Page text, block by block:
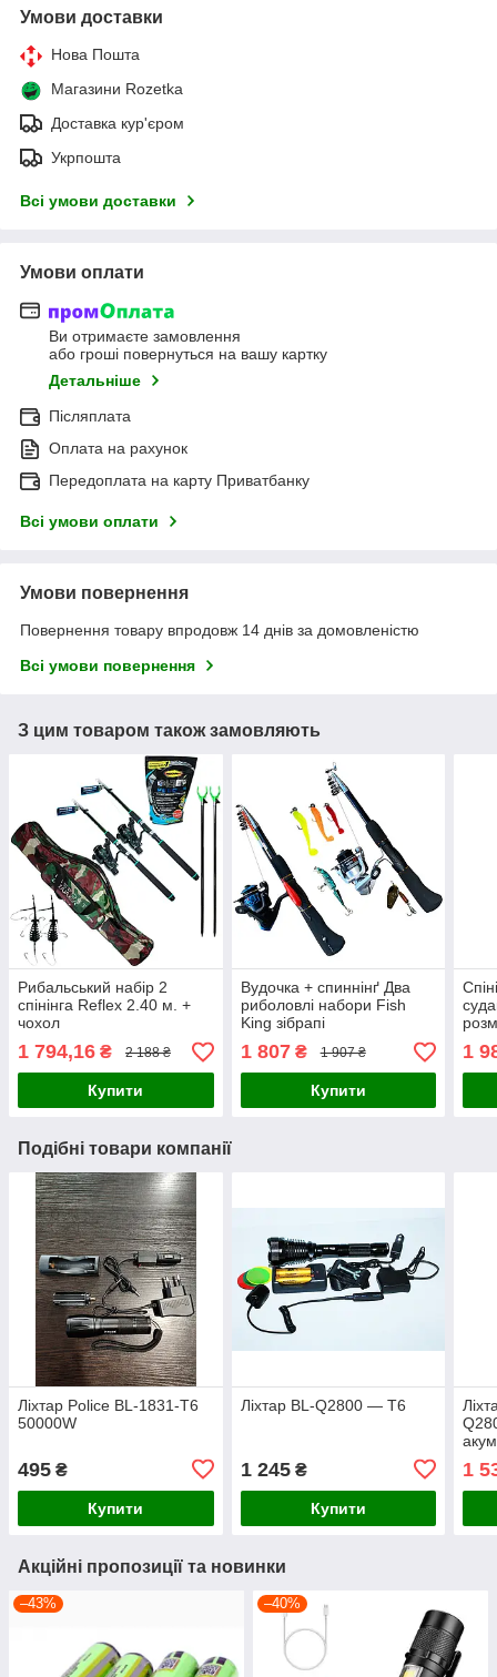
Умови доставки
Нова Пошта
Магазини Rozetka
Доставка кур'єром
Укрпошта
Всі умови доставки
Умови оплати
Ви отримаєте замовлення
або гроші повернуться на вашу картку
Детальніше
Післяплата
Оплата на рахунок
Передоплата на карту Приватбанку
Всі умови оплати
Умови повернення
Повернення товару впродовж 14 днів за домовленістю
Всі умови повернення
З цим товаром також замовляють
Рибальський набір 2
спінінга Reflex 2.40 м. +
чохол
1 794,16 ₴ 2 188 ₴
Купити
Вудочка + спиннінґ Два
риболовлі набори Fish
King зібрапі
1 807₴ 1 907 ₴
Купити
1
Подібні товари компанії
Ліхтар Police BL-1831-T6
50000W
495 ₴
Купити
Ліхтар BL-Q2800 — T6
1 245₴
Купити
1
Акційні пропозиції та новинки
–43% –40%